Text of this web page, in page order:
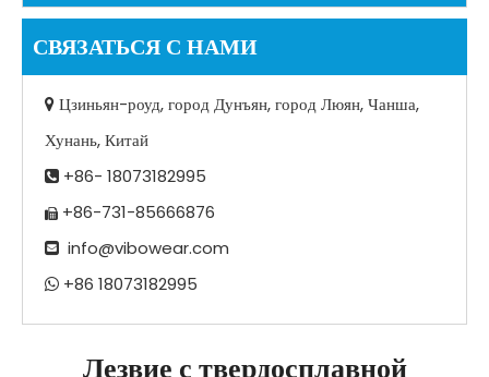
СВЯЗАТЬСЯ С НАМИ
 Цзиньян-роуд, город Дунъян, город Люян, Чанша,
Хунань, Китай
 +86- 18073182995
 +86-731-85666876
 info@vibowear.com
 +86 18073182995
Лезвие с твердосплавной